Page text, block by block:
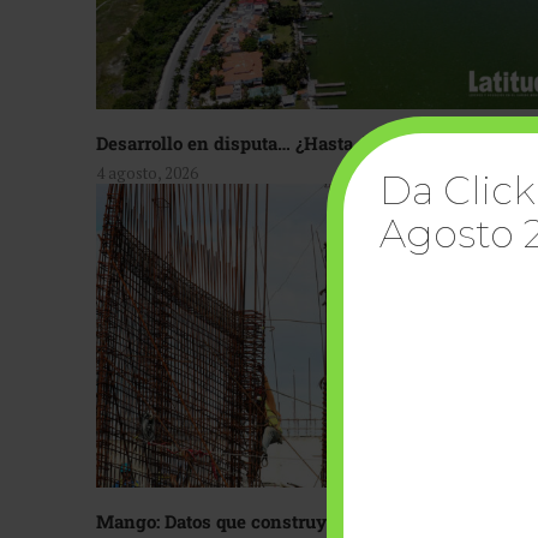
Desarrollo en disputa… ¿Hasta dónde crecer?
4 agosto, 2026
Mango: Datos que construyen confianza
Da
Agosto